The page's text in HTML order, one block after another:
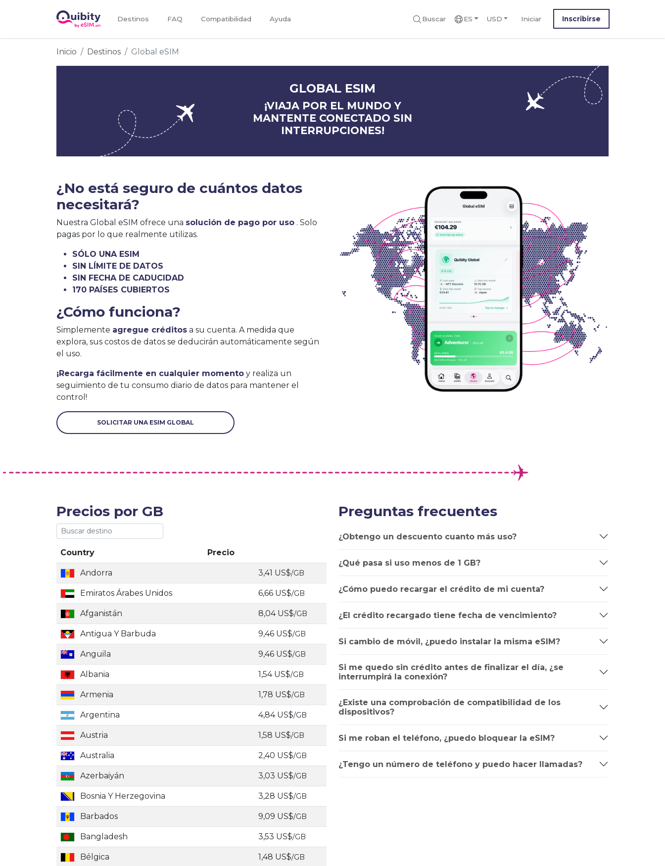
Destinos FAQ Compatibilidad Ayuda Buscar ES USD Iniciar Inscribirse
Inicio Destinos Global eSIM
GLOBAL ESIM
¡VIAJA POR EL MUNDO Y
MANTENTE CONECTADO SIN
INTERRUPCIONES!
¿No está seguro de cuántos datos
necesitará?
Nuestra Global eSIM ofrece una solución de pago por uso . Solo
pagas por lo que realmente utilizas.
SÓLO UNA ESIM
SIN LÍMITE DE DATOS
SIN FECHA DE CADUCIDAD
170 PAÍSES CUBIERTOS
¿Cómo funciona?
Simplemente agregue créditos a su cuenta. A medida que
explora, sus costos de datos se deducirán automáticamente según
el uso.
¡Recarga fácilmente en cualquier momento y realiza un
seguimiento de tu consumo diario de datos para mantener el
control!
SOLICITAR UNA ESIM GLOBAL
Precios por GB
Country Precio
Andorra 3,41 US$/GB
Emiratos Árabes Unidos 6,66 US$/GB
Afganistán 8,04 US$/GB
Antigua Y Barbuda 9,46 US$/GB
Anguila 9,46 US$/GB
Albania 1,54 US$/GB
Armenia 1,78 US$/GB
Argentina 4,84 US$/GB
Austria 1,58 US$/GB
Australia 2,40 US$/GB
Azerbaiyán 3,03 US$/GB
Bosnia Y Herzegovina 3,28 US$/GB
Barbados 9,09 US$/GB
Bangladesh 3,53 US$/GB
Bélgica 1,48 US$/GB
Preguntas frecuentes
¿Obtengo un descuento cuanto más uso?
¿Qué pasa si uso menos de 1 GB?
¿Cómo puedo recargar el crédito de mi cuenta?
¿El crédito recargado tiene fecha de vencimiento?
Si cambio de móvil, ¿puedo instalar la misma eSIM?
Si me quedo sin crédito antes de finalizar el día, ¿se
interrumpirá la conexión?
¿Existe una comprobación de compatibilidad de los
dispositivos?
Si me roban el teléfono, ¿puedo bloquear la eSIM?
¿Tengo un número de teléfono y puedo hacer llamadas?